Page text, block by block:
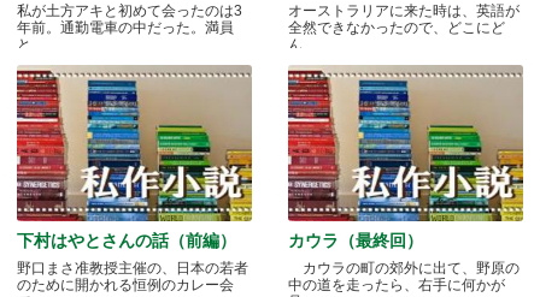
私が土方アキと初めて会ったのは3
年前。通勤電車の中だった。満員
と.....
オーストラリアに来た時は、英語が
全然できなかったので、どこにど
ん.....
下村はやとさんの話（前編）
野口まさ准教授主催の、日本の若者
のために開かれる恒例のカレー会
カウラ（最終回）
カウラの町の郊外に出て、野原の
中の道を走ったら、右手に何かが